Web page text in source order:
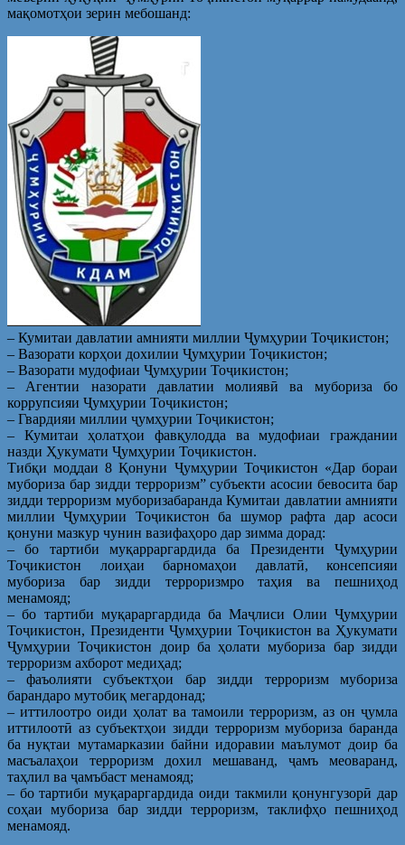
мақомотҳои зерин мебошанд:
– Кумитаи давлатии амнияти миллии Ҷумҳурии Тоҷикистон;
– Вазорати корҳои дохилии Ҷумҳурии Тоҷикистон;
– Вазорати мудофиаи Ҷумҳурии Тоҷикистон;
– Агентии назорати давлатии молиявӣ ва мубориза бо
коррупсияи Ҷумҳурии Тоҷикистон;
– Гвардияи миллии ҷумҳурии Тоҷикистон;
– Кумитаи ҳолатҳои фавқулодда ва мудофиаи граждании
назди Ҳукумати Ҷумҳурии Тоҷикистон.
Тибқи моддаи 8 Қонуни Ҷумҳурии Тоҷикистон «Дар бораи
мубориза бар зидди терроризм” субъекти асосии бевосита бар
зидди терроризм муборизабаранда Кумитаи давлатии амнияти
миллии Ҷумҳурии Тоҷикистон ба шумор рафта дар асоси
қонуни мазкур чунин вазифаҳоро дар зимма дорад:
– бо тартиби муқарраргардида ба Президенти Ҷумҳурии
Тоҷикистон лоиҳаи барномаҳои давлатӣ, консепсияи
мубориза бар зидди терроризмро таҳия ва пешниҳод
менамояд;
– бо тартиби муқараргардида ба Маҷлиси Олии Ҷумҳурии
Тоҷикистон, Президенти Ҷумҳурии Тоҷикистон ва Ҳукумати
Ҷумҳурии Тоҷикистон доир ба ҳолати мубориза бар зидди
терроризм ахборот медиҳад;
– фаъолияти субъектҳои бар зидди терроризм мубориза
барандаро мутобиқ мегардонад;
– иттилоотро оиди ҳолат ва тамоили терроризм, аз он ҷумла
иттилоотӣ аз субъектҳои зидди терроризм мубориза баранда
ба нуқтаи мутамарказии байни идоравии маълумот доир ба
масъалаҳои терроризм дохил мешаванд, ҷамъ меоваранд,
таҳлил ва ҷамъбаст менамояд;
– бо тартиби муқараргардида оиди такмили қонунгузорӣ дар
соҳаи мубориза бар зидди терроризм, таклифҳо пешниҳод
менамояд.